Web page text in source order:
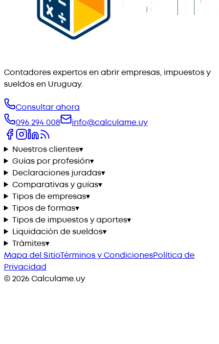
Contadores expertos en abrir empresas, impuestos y
sueldos en Uruguay.
Consultar ahora
096 294 008
info@calculame.uy
Nuestros clientes▾
Guías por profesión▾
Declaraciones juradas▾
Comparativas y guías▾
Tipos de empresas▾
Tipos de formas▾
Tipos de impuestos y aportes▾
Liquidación de sueldos▾
Trámites▾
Mapa del SitioTérminos y CondicionesPolítica de
Privacidad
©2026Calculame.uy